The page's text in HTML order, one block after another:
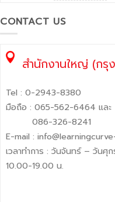
CONTACT US
สำนักงานใหญ่ (กรุ
Tel : 0-2943-8380
มือถือ : 065-562-6464 และ
086-326-8241
E-mail :
เวลาทำการ : วันจันทร์ – วันศุก
10.00-19.00 น.